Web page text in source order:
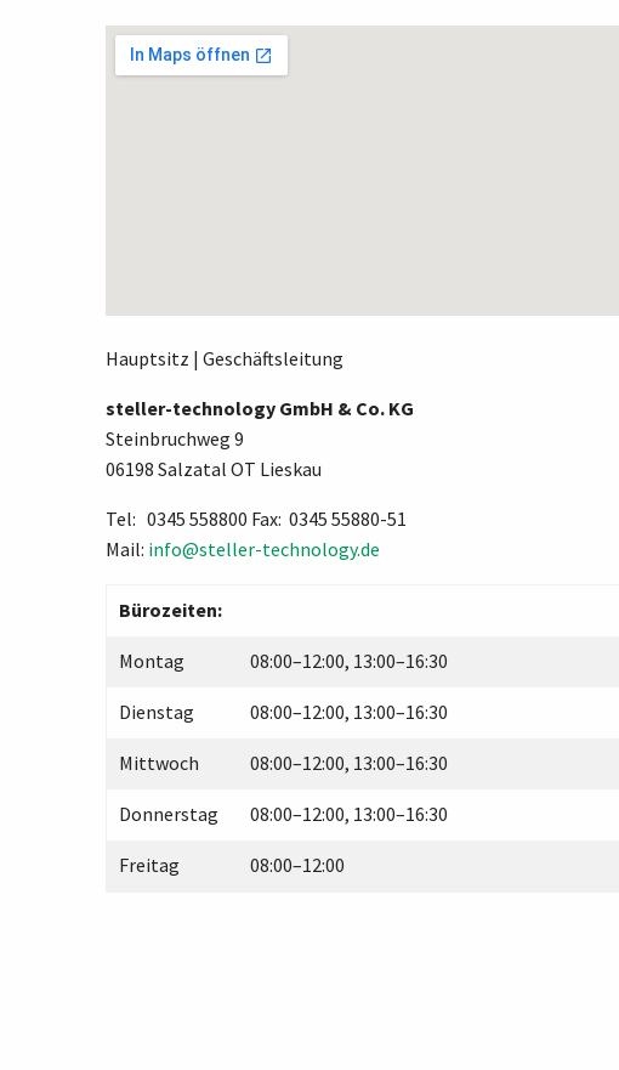
Hauptsitz | Geschäftsleitung
steller-technology GmbH & Co. KG
Steinbruchweg 9
06198 Salzatal OT Lieskau
Tel: 0345 558800 Fax: 0345 55880-51
Mail: info@steller-technology.de
Bürozeiten:
Montag 08:00–12:00, 13:00–16:30
Dienstag 08:00–12:00, 13:00–16:30
Mittwoch 08:00–12:00, 13:00–16:30
Donnerstag 08:00–12:00, 13:00–16:30
Freitag 08:00–12:00